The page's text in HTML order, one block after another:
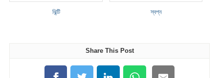
ঝিন্টি স্বপ্ন
Share This Post